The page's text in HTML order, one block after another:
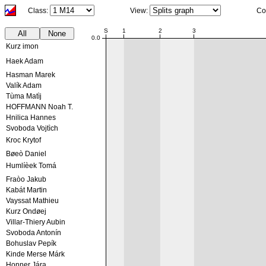
Class: View:
All None
Kurz imon
Haek Adam
Hasman Marek
Valík Adam
Tùma Matìj
HOFFMANN Noah T.
Hnilica Hannes
Svoboda Vojtìch
Kroc Krytof
Bøeò Daniel
Humlíèek Tomá
Fraòo Jakub
Kabát Martin
Vayssat Mathieu
Kurz Ondøej
Villar-Thiery Aubin
Svoboda Antonín
Bohuslav Pepík
Kinde Merse Márk
S 1 2 3
0.0